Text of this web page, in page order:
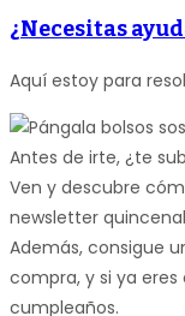
¿Necesitas
Aquí estoy para
Antes de irte, ¿te
Ven y descubre
newsletter
Además, consigue
compra, y si ya
cumpleaños.